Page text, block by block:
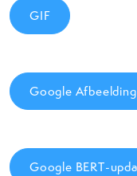
GIF
Google
Google BERT-